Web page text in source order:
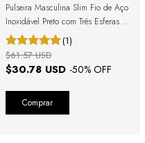
Pulseira Masculina Slim Fio de Aço
Inoxidável Preto com Três Esferas e
Fecho Magnético(1)
$30.78 USD -50% OFF
$61.57 USD
Comprar